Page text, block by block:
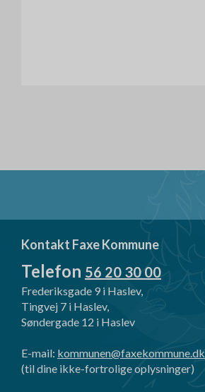
Kontakt Faxe Kommune
Telefon 56 20 30 00
Frederiksgade 9 i Haslev,
Tingvej 7 i Haslev,
Søndergade 12 i Haslev
E-mail: kommunen@faxekommune.dk
(til dine ikke-fortrolige oplysninger)